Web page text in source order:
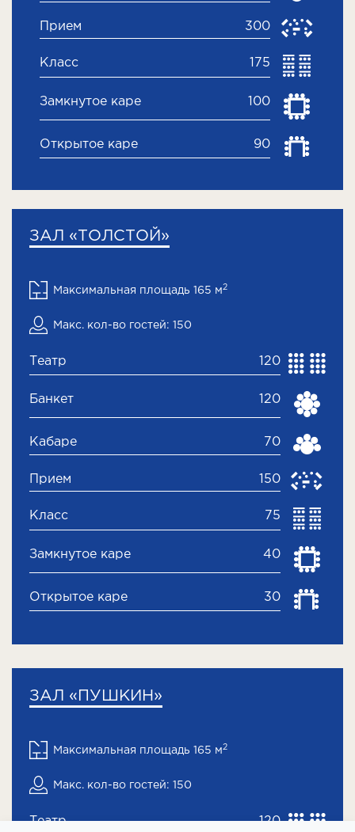
Прием 300
Класс 175
Замкнутое каре 100
Открытое каре 90
ЗАЛ «ТОЛСТОЙ»
Максимальная площадь 165 м2
Макс. кол-во гостей: 150
Театр 120
Банкет 120
Кабаре 70
Прием 150
Класс 75
Замкнутое каре 40
Открытое каре 30
ЗАЛ «ПУШКИН»
Максимальная площадь 165 м2
Макс. кол-во гостей: 150
Театр 120